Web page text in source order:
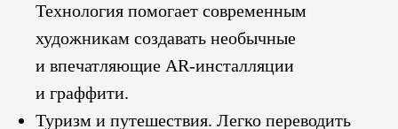
Технология помогает современным
художникам создавать необычные
и впечатляющие AR-инсталляции
и граффити.
Туризм и путешествия. Легко переводить